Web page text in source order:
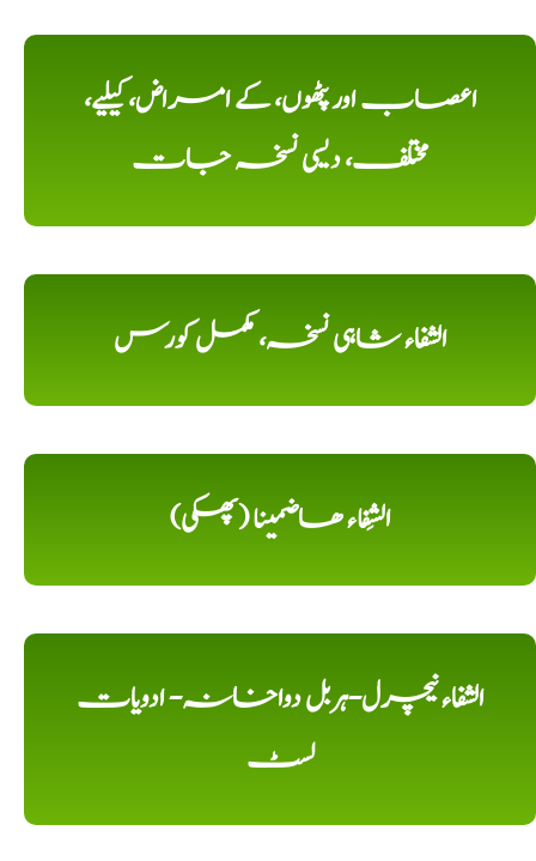
اعصاب اور پٹھوں، کے امراض، کیلیے،
مختلف، دیسی نسخہ جات
الشفاء شاہی نسخہ، مکمل کورس
الشِفاء ھاضمینا (پھکی)
الشفاء نیچرل-ہربل دواخانہ- ادویات
لسٹ